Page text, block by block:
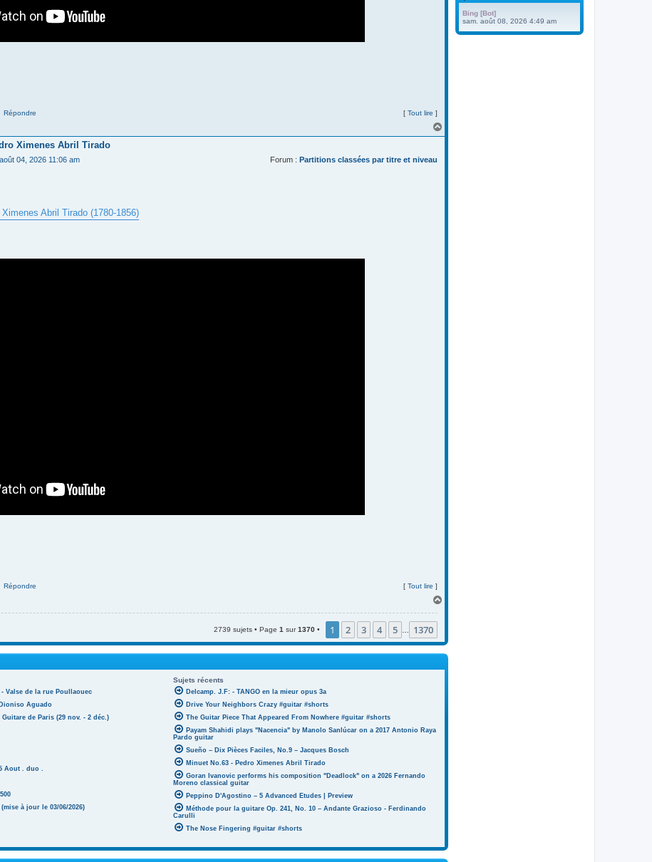
Répondre [ Tout lire ]
a
Ximenes Abril Tirado
04, 2026 11:06 am Forum : Partitions classées par titre et niveau
Ximenes Abril Tirado (1780-1856)
Répondre [ Tout lire ]
2739 sujets • Page 1 sur1370 • 1 2 3 4 5 1370
Sujets récents
Valse de la rue Poullaouec
Aguado
de Paris (29 nov. - 2 déc.)
Aout . duo .
à jour le 03/06/2026)
Delcamp. J.F: - TANGO en la mieur opus 3a
Drive Your Neighbors Crazy #guitar #shorts
The Guitar Piece That Appeared From Nowhere #guitar #shorts
Payam Shahidi plays "Nacencia" by Manolo Sanlúcar on a 2017 Antonio Raya
Pardo guitar
Sueño – Dix Pièces Faciles, No.9 – Jacques Bosch
Minuet No.63 - Pedro Ximenes Abril Tirado
Goran Ivanovic performs his composition "Deadlock" on a 2026 Fernando
Moreno classical guitar
Peppino D'Agostino – 5 Advanced Etudes | Preview
Méthode pour la guitare Op. 241, No. 10 – Andante Grazioso - Ferdinando
Carulli
The Nose Fingering #guitar #shorts
Bing [Bot]
sam. août 08, 2026 4:49 am